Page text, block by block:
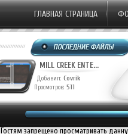
ГЛАВНАЯ СТРАНИЦА
20TH CENTURY ST...
Добавил:Covrik
Просмотров:1269
Гостям запрещено просматривать